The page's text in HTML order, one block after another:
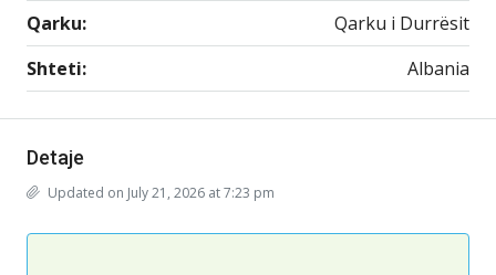
Qarku:
Qarku i Durrësit
Shteti:
Albania
Detaje
Updated on July 21, 2026 at 7:23 pm